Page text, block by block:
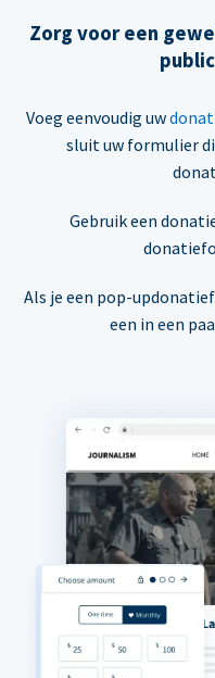
Zorg voor een
Voeg eenvoudig uw
sluit uw formulier
Gebruik een
Als je een pop-
een in een